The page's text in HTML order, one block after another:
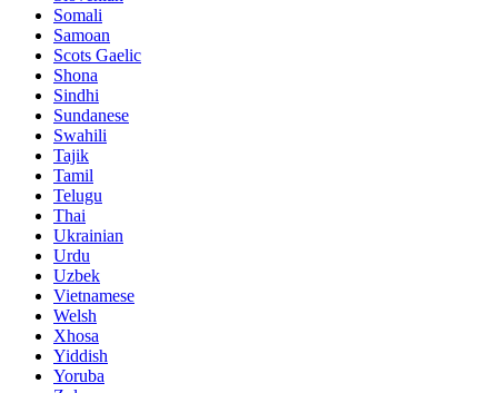
Somali
Samoan
Scots Gaelic
Shona
Sindhi
Sundanese
Swahili
Tajik
Tamil
Telugu
Thai
Ukrainian
Urdu
Uzbek
Vietnamese
Welsh
Xhosa
Yiddish
Yoruba